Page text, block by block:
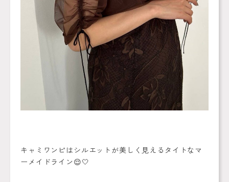
キャミワンピはシルエットが美しく見えるタイトなマ
ーメイドライン😌🤍